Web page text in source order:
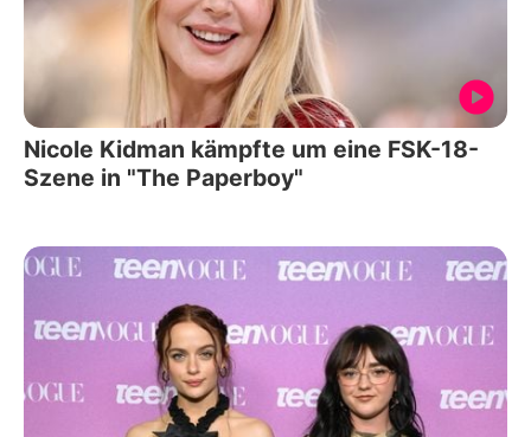
Nicole Kidman kämpfte um eine FSK-18-
Szene in "The Paperboy"